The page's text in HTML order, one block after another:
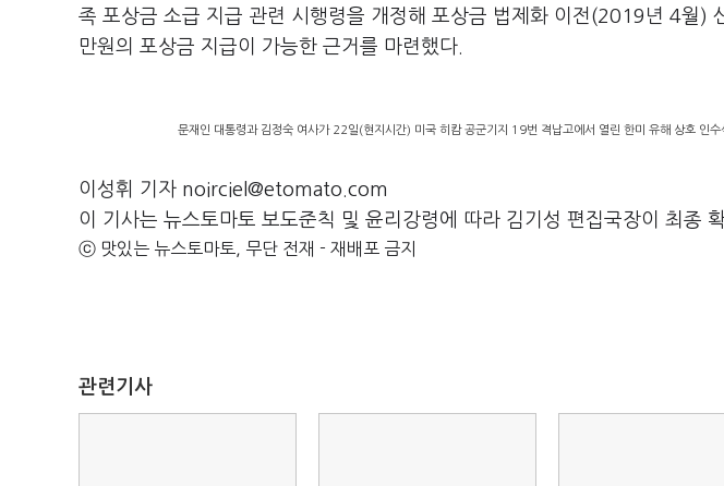
족 포상금 소급 지급 관련 시행령을 개정해 포상금 법제화 이전(2019년 4월)
만원의 포상금 지급이 가능한 근거를 마련했다.
문재인 대통령과 김정숙 여사가 22일(현지시간) 미국 히캄 공군기지 19번 격납고에서 열린 한미 유해 상호 인
이성휘 기자 noirciel@etomato.com
이 기사는 뉴스토마토 보도준칙 및 윤리강령에 따라 김기성 편집국장이 최종
ⓒ 맛있는 뉴스토마토, 무단 전재 - 재배포 금지
관련기사